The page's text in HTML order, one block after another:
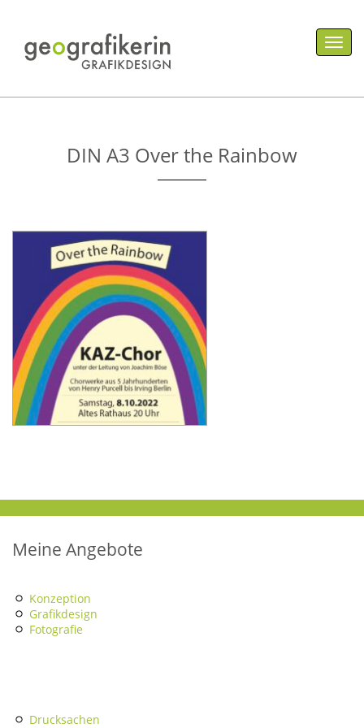
DIN A3 Over the Rainbow
Meine Angebote
Konzeption
Grafikdesign
Fotografie
Drucksachen